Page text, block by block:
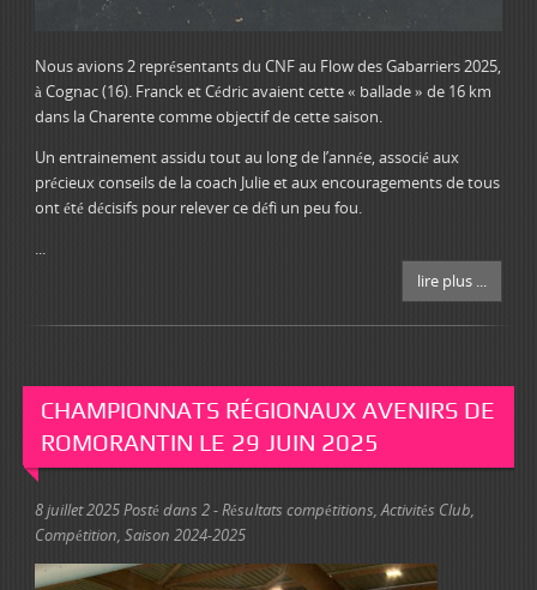
Nous avions 2 représentants du CNF au Flow des Gabarriers 2025,
à Cognac (16). Franck et Cédric avaient cette « ballade » de 16 km
dans la Charente comme objectif de cette saison.
Un entrainement assidu tout au long de l’année, associé aux
précieux conseils de la coach Julie et aux encouragements de tous
ont été décisifs pour relever ce défi un peu fou.
lire plus ...
CHAMPIONNATS RÉGIONAUX AVENIRS DE
ROMORANTIN LE 29 JUIN 2025
8 juillet 2025 Posté dans2 - Résultats compétitions Activités Club
Compétition Saison 2024-2025